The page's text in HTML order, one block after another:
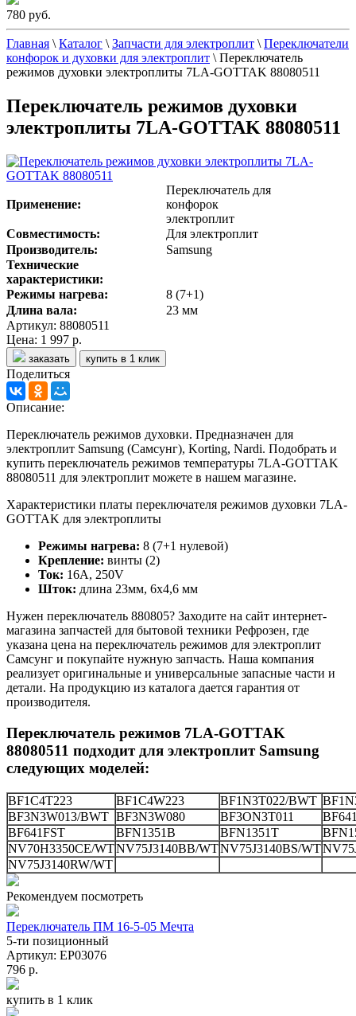
780 руб.
Главная \ Каталог \ Запчасти для электроплит \ Переключатели
конфорок и духовки для электроплит \ Переключатель
режимов духовки электроплиты 7LA-GOTTAK 88080511
Переключатель режимов духовки
электроплиты 7LA-GOTTAK 88080511
Применение:
Переключатель для
конфорок
электроплит
Совместимость:
Для электроплит
Производитель:
Samsung
Технические
характеристики:
Режимы нагрева:
8 (7+1)
Длина вала:
23 мм
Артикул: 88080511
Цена: 1 997 р.
заказать купить в 1 клик
Поделиться
Описание:
Переключатель режимов духовки. Предназначен для
электроплит Samsung (Самсунг), Korting, Nardi. Подобрать и
купить переключатель режимов температуры 7LA-GOTTAK
88080511 для электроплит можете в нашем магазине.
Характеристики платы переключателя режимов духовки 7LA-
GOTTAK для электроплиты
Режимы нагрева: 8 (7+1 нулевой)
Крепление: винты (2)
Ток: 16A, 250V
Шток: длина 23мм, 6х4,6 мм
Нужен переключатель 880805? Заходите на сайт интернет-
магазина запчастей для бытовой техники Рефрозен, где
указана цена на переключатель режимов для электроплит
Самсунг и покупайте нужную запчасть. Наша компания
реализует оригинальные и универсальные запасные части и
детали. На продукцию из каталога дается гарантия от
производителя.
Переключатель режимов 7LA-GOTTAK
88080511 подходит для электроплит Samsung
следующих моделей:
BF1C4T223 BF1C4W223 BF1N3T022/BWT
BF3N3W013/BWT BF3N3W080 BF3ON3T011
BF641FST
BFN1351B BFN1351T
NV70H3350CE/WTNV75J3140BB/WTNV75J3140BS/WT
NV75J3140RW/WT
Рекомендуем посмотреть
Переключатель ПМ 16-5-05 Мечта
5-ти позиционный
Артикул: EP03076
796 р.
купить в 1 клик